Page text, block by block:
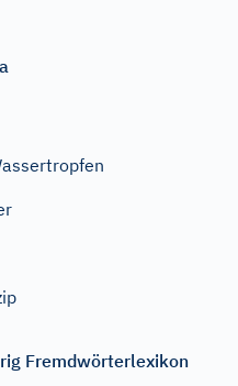
Fremdwörterlexikon